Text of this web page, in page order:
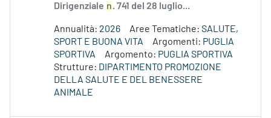
Dirigenziale n. 741 del 28 luglio...
Annualità: 2026 Aree Tematiche: SALUTE,
SPORT E BUONA VITA
Argomenti: PUGLIA
SPORTIVA
Argomento: PUGLIA SPORTIVA
Strutture: DIPARTIMENTO PROMOZIONE
DELLA SALUTE E DEL BENESSERE
ANIMALE